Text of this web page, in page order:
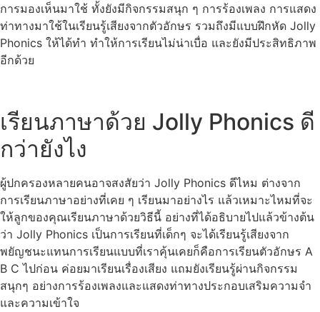
การมองเห็นมาใช้ ทั้งยังมีกิจกรรมสนุก ๆ การร้องเพลง การแสดง
ท่าทางมาใช้ในเรียนรู้เสียงจากตัวอักษร รวมถึงมีแบบฝึกหัด Jolly
Phonics ให้ได้ทำ ทำให้การเรียนไม่น่าเบื่อ และยังมีประสิทธิภาพ
อีกด้วย
เรียนภาษาด้วย Jolly Phonics ดี
กว่ายังไง
ผู้ปกครองหลายคนอาจสงสัยว่า Jolly Phonics ดีไหม ต่างจาก
การเรียนภาษาอย่างที่เคย ๆ เรียนมาอย่างไร แล้วเหมาะไหมที่จะ
ให้ลูกของคุณเรียนภาษาด้วยวิธีนี้ อย่างที่ได้อธิบายไปแล้วข้างต้น
ว่า Jolly Phonics เป็นการเรียนที่เด็กๆ จะได้เรียนรู้เสียงจาก
พยัญชนะแทนการเรียนแบบที่เราคุ้นเคยก็คือการเรียนตัวอักษร A
B C ไปก่อน ค่อยมาเรียนเรื่องเสียง แถมยังเรียนรู้ผ่านกิจกรรม
สนุกๆ อย่างการร้องเพลงและแสดงท่าทางประกอบเสริมความจำ
และความเข้าใจ